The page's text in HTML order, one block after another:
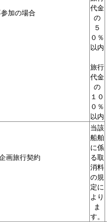
加の場合
代金
の
５
０％
以内
旅行
代金
の
１０
０％
以内
画旅行契約
当該
船舶
に係
る取
消料
の規
定に
より
ま
す。